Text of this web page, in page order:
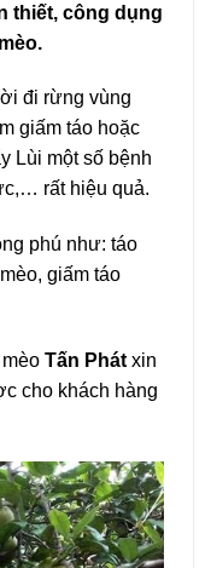
thiết, công dụng
đi rừng vùng
giấm táo hoặc
Lùi một số bệnh
rất hiệu quả.
phú như: táo
giấm táo
Tấn Phát xin
cho khách hàng